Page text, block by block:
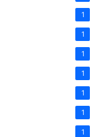
1
1
1
1
1
1
1